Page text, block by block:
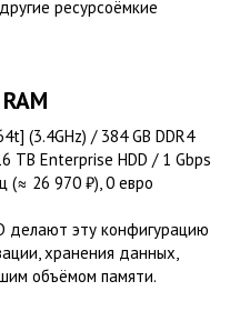
ресурсоёмкие
(3.4GHz) / 384 GB DDR4
TB Enterprise HDD / 1 Gbps
(≈ 26 970 ₽), 0 евро
делают эту конфигурацию
хранения данных,
объёмом памяти.